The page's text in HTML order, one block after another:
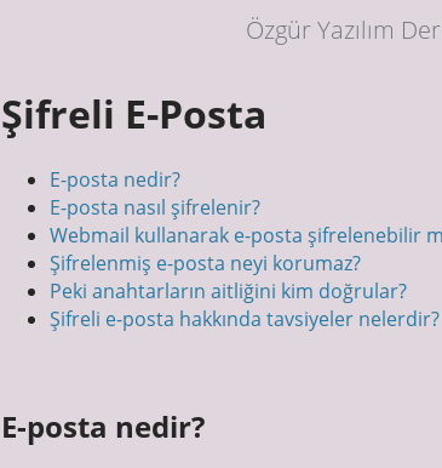
Özgür Yazılım
Şifreli E-Posta
E-posta nedir?
E-posta nasıl şifrelenir?
Webmail kullanarak e-posta şifrelenebilir
Şifrelenmiş e-posta neyi korumaz?
Peki anahtarların aitliğini kim doğrular?
Şifreli e-posta hakkında tavsiyeler nelerdir?
E-posta nedir?